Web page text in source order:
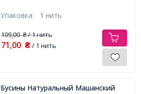
Упаковка: 1 нить
109,00₴/ 1 нить
71,00 ₴/ 1 нить
Бусины Натуральный Машанский